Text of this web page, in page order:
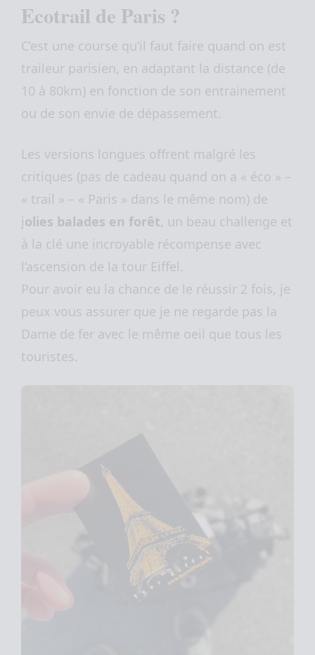
Ecotrail de Paris ?
C’est une course qu’il faut faire quand on est
traileur parisien, en adaptant la distance (de
10 à 80km) en fonction de son entrainement
ou de son envie de dépassement.
Les versions longues offrent malgré les
critiques (pas de cadeau quand on a « éco » –
« trail » – « Paris » dans le même nom) de
jolies balades en forêt, un beau challenge et
à la clé une incroyable récompense avec
l’ascension de la tour Eiffel.
Pour avoir eu la chance de le réussir 2 fois, je
peux vous assurer que je ne regarde pas la
Dame de fer avec le même oeil que tous les
touristes.